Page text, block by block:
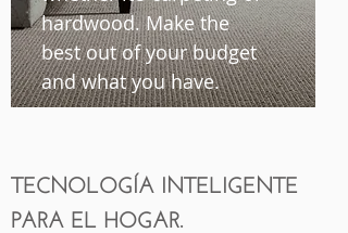
hardwood. Make the
best out of your budget
and what you have.
TECNOLOGÍA INTELIGENTE
PARA EL HOGAR.